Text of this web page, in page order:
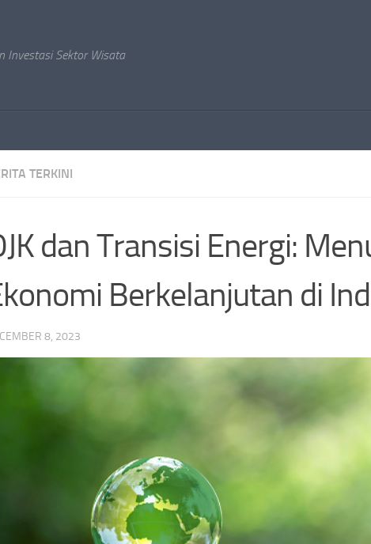
Investasi Sektor Wisata
TERKINI
dan Transisi Energi:
Berkelanjutan di
8, 2023